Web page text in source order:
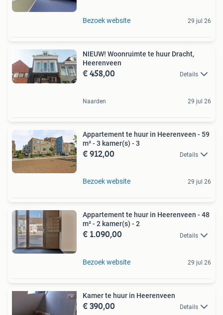
Bezoek website 29 jul 26
NIEUW! Woonruimte te huur Dracht,
Heerenveen
€ 458,00 Details
Naarden 29 jul 26
Appartement te huur in Heerenveen - 59
m² - 3 kamer(s) - 3
€ 912,00 Details
Bezoek website 29 jul 26
Appartement te huur in Heerenveen - 48
m² - 2 kamer(s) - 2
€ 1.090,00 Details
Bezoek website 29 jul 26
Kamer te huur in Heerenveen
€ 390,00 Details